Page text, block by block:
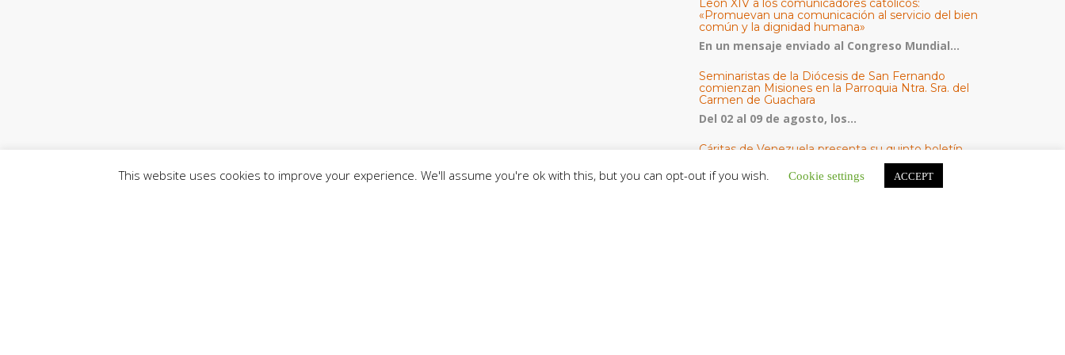
León XIV a los comunicadores católicos:
«Promuevan una comunicación al servicio del bien
común y la dignidad humana»
En un mensaje enviado al Congreso Mundial...
Seminaristas de la Diócesis de San Fernando
comienzan Misiones en la Parroquia Ntra. Sra. del
Carmen de Guachara
Del 02 al 09 de agosto, los...
Cáritas de Venezuela presenta su quinto boletín
sobre la atención a familias tras los terremotos
Cáritas de Venezuela publicó este martes 4...
This website uses cookies to improve your experience. We'll assume you're ok with this, but you can opt-out if you wish. Cookie settings ACCEPT